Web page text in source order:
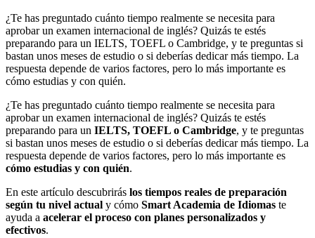
¿Te has preguntado cuánto tiempo realmente se necesita para
aprobar un examen internacional de inglés? Quizás te estés
preparando para un IELTS, TOEFL o Cambridge, y te preguntas si
bastan unos meses de estudio o si deberías dedicar más tiempo. La
respuesta depende de varios factores, pero lo más importante es
cómo estudias y con quién.
¿Te has preguntado cuánto tiempo realmente se necesita para
aprobar un examen internacional de inglés? Quizás te estés
preparando para un IELTS, TOEFL o Cambridge, y te preguntas
si bastan unos meses de estudio o si deberías dedicar más tiempo. La
respuesta depende de varios factores, pero lo más importante es
cómo estudias y con quién.
En este artículo descubrirás los tiempos reales de preparación
según tu nivel actual y cómo Smart Academia de Idiomas te
ayuda a acelerar el proceso con planes personalizados y
efectivos.